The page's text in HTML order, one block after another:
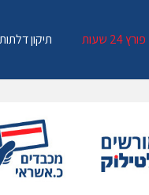
פורץ 24 שעות תיקון דלתות